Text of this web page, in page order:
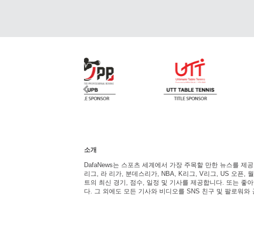
소개
DafaNews는 스포츠 세계에서 가장 주목할 만한 뉴스를 제
리그, 라 리가, 분데스리가, NBA, K리그, V리그, US 오픈,
트의 최신 경기, 점수, 일정 및 기사를 제공합니다. 또는 좋
다. 그 외에도 모든 기사와 비디오를 SNS 친구 및 팔로워와